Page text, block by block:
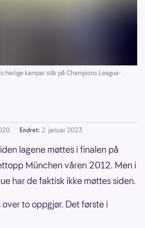
herlige kamper står på Champions League-
Endret: 2. januar 2023
lagene møttes i finalen på
München våren 2012. Men i
har de faktisk ikke møttes siden.
to oppgjør. Det første i